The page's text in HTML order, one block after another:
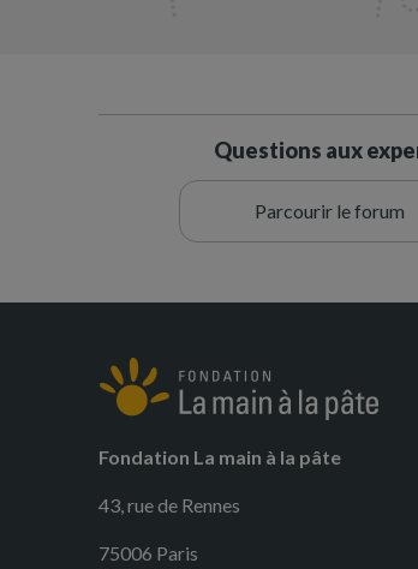
Questions aux
Parcourir le forum
Fondation La main à la pâte
43, rue de Rennes
75006 Paris